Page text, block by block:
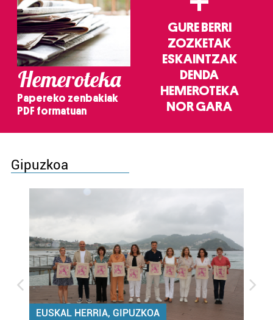
Hemeroteka
Papereko zenbakiak
PDF formatuan
GURE BERRI
ZOZKETAK
ESKAINTZAK
DENDA
HEMEROTEKA
NOR GARA
Gipuzkoa
EUSKAL HERRIA, GIPUZKOA